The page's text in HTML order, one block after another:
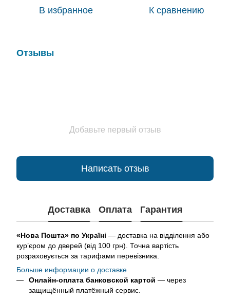
В избранное К сравнению
Отзывы
Добавьте первый отзыв
Написать отзыв
Доставка Оплата Гарантия
«Нова Пошта» по Україні — доставка на відділення або
кур’єром до дверей (від 100 грн). Точна вартість
розраховується за тарифами перевізника.
Больше информации о доставке
Онлайн-оплата банковской картой — через
защищённый платёжный сервис.